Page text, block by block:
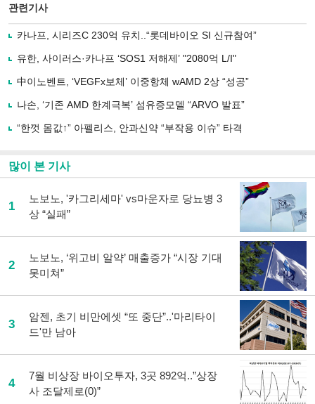
로
기
사
유
기
관련기사
카나프, 시리즈C 230억 유치..“롯데바이오 SI 신규참여”
유한, 사이러스·카나프 ‘SOS1 저해제’ "2080억 L/I"
中이노벤트, ‘VEGFx보체’ 이중항체 wAMD 2상 “성공”
나손, ‘기존 AMD 한계극복’ 섬유증모델 “ARVO 발표”
“한껏 몸값↑” 아펠리스, 안과신약 “부작용 이슈” 타격
많이 본 기사
1
노보노, '카그리세마' vs마운자로 당뇨병 3
상 “실패”
2
노보노, ‘위고비 알약’ 매출증가 “시장 기대
못미쳐”
3
암젠, 초기 비만에셋 “또 중단”..'마리타이
드'만 남아
4
7월 비상장 바이오투자, 3곳 892억..”상장
사 조달제로(0)”